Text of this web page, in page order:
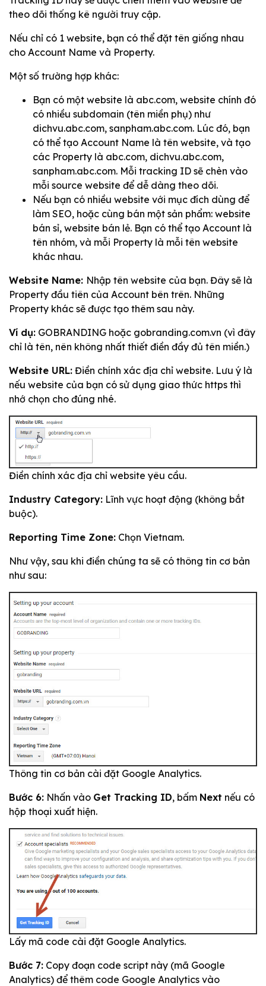
theo dõi thống kê người truy cập.
Nếu chỉ có 1 website, bạn có thể đặt tên giống nhau
cho Account Name và Property.
Một số trường hợp khác:
Bạn có một website là abc.com, website chính đó
có nhiều subdomain (tên miền phụ) như
dichvu.abc.com, sanpham.abc.com. Lúc đó, bạn
có thể tạo Account Name là tên website, và tạo
các Property là abc.com, dichvu.abc.com,
sanpham.abc.com. Mỗi tracking ID sẽ chèn vào
mỗi source website để dễ dàng theo dõi.
Nếu bạn có nhiều website với mục đích dùng để
làm SEO, hoặc cùng bán một sản phẩm: website
bán sỉ, website bán lẻ. Bạn có thể tạo Account là
tên nhóm, và mỗi Property là mỗi tên website
khác nhau.
Website Name: Nhập tên website của bạn. Đây sẽ là
Property đầu tiên của Account bên trên. Những
Property khác sẽ được tạo thêm sau này.
Ví dụ: GOBRANDING hoặc gobranding.com.vn (vì đây
chỉ là tên, nên không nhất thiết điền đầy đủ tên miền.)
Website URL: Điền chính xác địa chỉ website. Lưu ý là
nếu website của bạn có sử dụng giao thức https thì
nhớ chọn cho đúng nhé.
Điền chính xác địa chỉ website yêu cầu.
Industry Category: Lĩnh vực hoạt động (không bắt
buộc).
Reporting Time Zone: Chọn Vietnam.
Như vậy, sau khi điền chúng ta sẽ có thông tin cơ bản
như sau:
Thông tin cơ bản cài đặt Google Analytics.
Bước 6: Nhấn vào Get Tracking ID, bấm Next nếu có
hộp thoại xuất hiện.
Lấy mã code cài đặt Google Analytics.
Bước 7: Copy đoạn code script này (mã Google
Analytics) để thêm code Google Analytics vào